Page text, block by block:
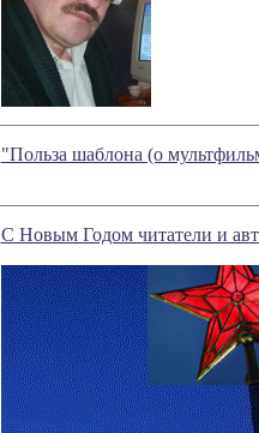
"Польза шаблона (о
С Новым Годом читатели и